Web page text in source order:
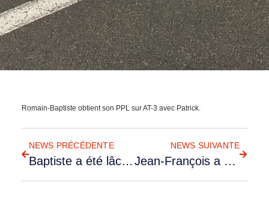
Romain-Baptiste obtient son PPL sur AT-3 avec Patrick.
NEWS PRÉCÉDENTE
Baptiste a été lâché sur AT-3
NEWS SUIVANTE
Jean-François a été lâché par Dominique